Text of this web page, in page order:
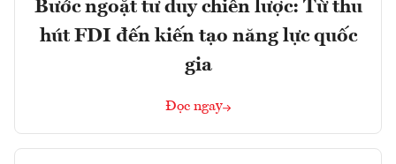
Bước ngoặt tư duy chiến lược: Từ thu
hút FDI đến kiến tạo năng lực quốc
gia
Đọc ngay